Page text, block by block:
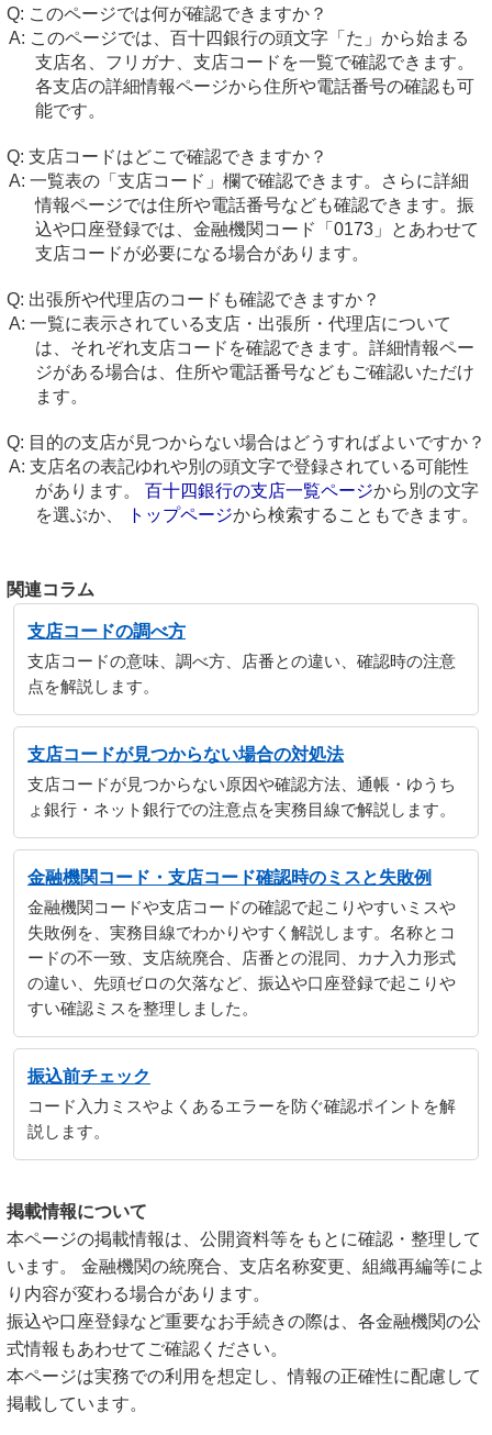
このページでは何が確認できますか？
このページでは、百十四銀行の頭文字「た」から始まる
支店名、フリガナ、支店コードを一覧で確認できます。
各支店の詳細情報ページから住所や電話番号の確認も可
能です。
支店コードはどこで確認できますか？
一覧表の「支店コード」欄で確認できます。さらに詳細
情報ページでは住所や電話番号なども確認できます。振
込や口座登録では、金融機関コード「0173」とあわせて
支店コードが必要になる場合があります。
出張所や代理店のコードも確認できますか？
一覧に表示されている支店・出張所・代理店について
は、それぞれ支店コードを確認できます。詳細情報ペー
ジがある場合は、住所や電話番号などもご確認いただけ
ます。
目的の支店が見つからない場合はどうすればよいですか？
支店名の表記ゆれや別の頭文字で登録されている可能性
があります。 百十四銀行の支店一覧ページから別の文字
を選ぶか、
トップページから検索することもできます。
関連コラム
支店コードの調べ方
支店コードの意味、調べ方、店番との違い、確認時の注意
点を解説します。
支店コードが見つからない場合の対処法
支店コードが見つからない原因や確認方法、通帳・ゆうち
ょ銀行・ネット銀行での注意点を実務目線で解説します。
金融機関コード・支店コード確認時のミスと失敗例
金融機関コードや支店コードの確認で起こりやすいミスや
失敗例を、実務目線でわかりやすく解説します。名称とコ
ードの不一致、支店統廃合、店番との混同、カナ入力形式
の違い、先頭ゼロの欠落など、振込や口座登録で起こりや
すい確認ミスを整理しました。
振込前チェック
コード入力ミスやよくあるエラーを防ぐ確認ポイントを解
説します。
掲載情報について
本ページの掲載情報は、公開資料等をもとに確認・整理して
います。 金融機関の統廃合、支店名称変更、組織再編等によ
り内容が変わる場合があります。
振込や口座登録など重要なお手続きの際は、各金融機関の公
式情報もあわせてご確認ください。
本ページは実務での利用を想定し、情報の正確性に配慮して
掲載しています。